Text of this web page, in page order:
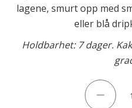
lagene, smurt opp med
eller blå
Holdbarhet: 7 dager.